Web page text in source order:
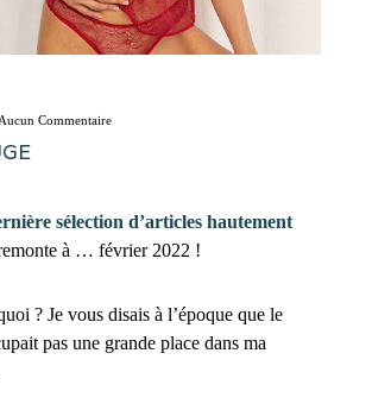
Aucun Commentaire
sélection d’articles hautement
à … février 2022 !
? Je vous disais à l’époque que le
pas une grande place dans ma